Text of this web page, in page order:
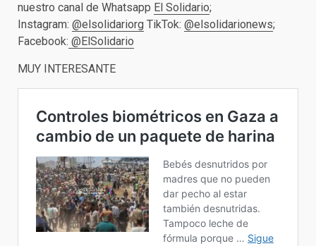
nuestro canal de Whatsapp El Solidario;
Instagram: @elsolidariorg TikTok: @elsolidarionews;
Facebook: @ElSolidario
MUY INTERESANTE